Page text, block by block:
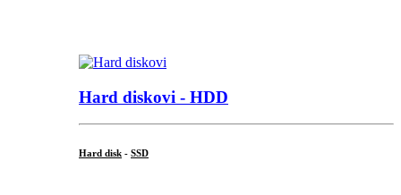
Hard diskovi - HDD
Hard disk - SSD